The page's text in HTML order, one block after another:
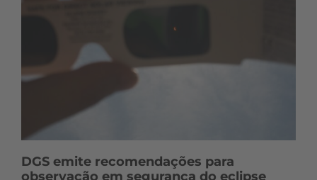
DGS emite recomendações para
observação em segurança do eclipse